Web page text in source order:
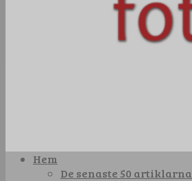
Hem
De senaste 50 artiklarna